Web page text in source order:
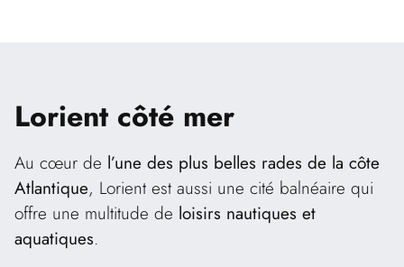
Lorient côté mer
Au cœur de l’une des plus belles rades de la côte
Atlantique, Lorient est aussi une cité balnéaire qui
offre une multitude de loisirs nautiques et
aquatiques.